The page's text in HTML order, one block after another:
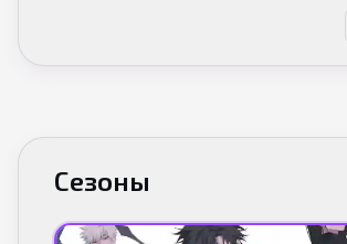
ним не для того, чтобы проявить
чтобы хозяева студии могли
позади, кто-то хочет найти убийцу,
хочет узнать, что сказал ему
правила: в прошлом можно
Сезоны